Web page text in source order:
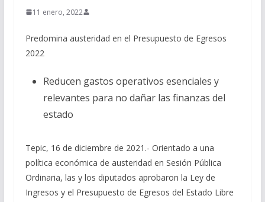
11 enero, 2022
Predomina austeridad en el Presupuesto de Egresos
2022
Reducen gastos operativos esenciales y
relevantes para no dañar las finanzas del
estado
Tepic, 16 de diciembre de 2021.- Orientado a una
política económica de austeridad en Sesión Pública
Ordinaria, las y los diputados aprobaron la Ley de
Ingresos y el Presupuesto de Egresos del Estado Libre